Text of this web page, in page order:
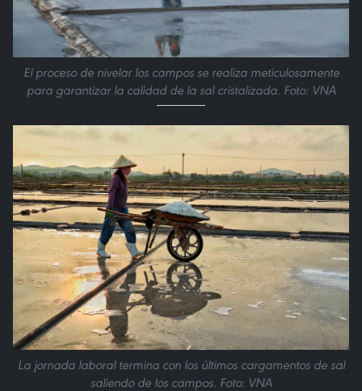
El proceso de nivelar los campos se realiza meticulosamente
para garantizar la calidad de la sal cristalizada. Foto: VNA
La jornada laboral termina con los últimos cargamentos de sal
saliendo de los campos. Foto: VNA